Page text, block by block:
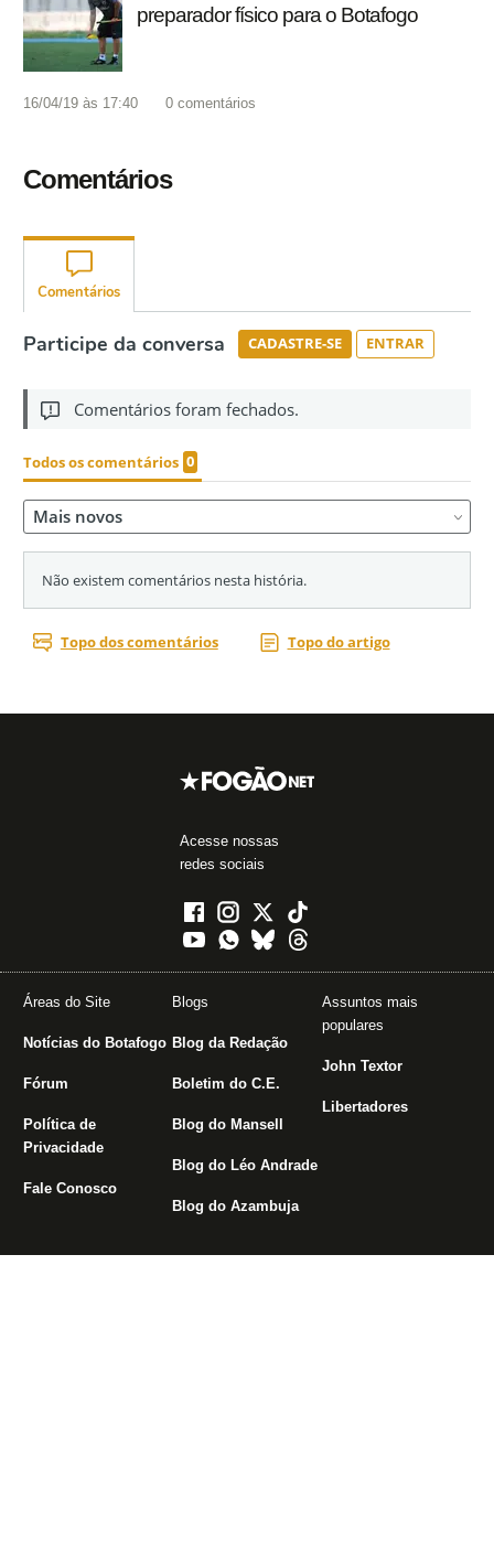
preparador físico para o Botafogo
16/04/19 às 17:40 0 comentários
Comentários
Acesse nossas
redes sociais
Áreas do Site
Notícias do Botafogo
Fórum
Política de
Privacidade
Fale Conosco
Blogs
Blog da Redação
Boletim do C.E.
Blog do Mansell
Blog do Léo Andrade
Blog do Azambuja
Assuntos mais
populares
John Textor
Libertadores